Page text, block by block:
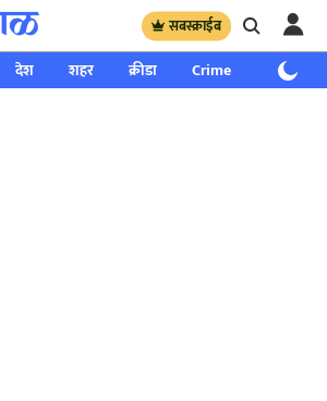
सबस्क्राईब
देश शहर क्रीडा Crime साप्ताहिक